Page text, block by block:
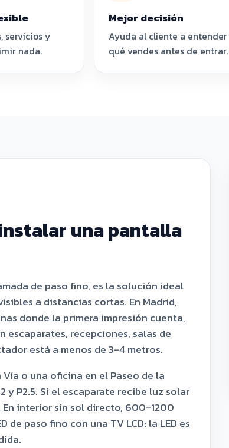
servicios y
nada.
Mejor decisión
Ayuda al cliente a entender
qué vendes antes de entrar.
una pantalla
de paso fino, es la solución ideal
a distancias cortas. En Madrid,
donde la primera impresión cuenta,
recepciones, salas de
está a menos de 3-4 metros.
o una oficina en el Paseo de la
y P2.5. Si el escaparate recibe luz solar
interior sin sol directo, 600-1200
paso fino con una TV LCD: la LED es